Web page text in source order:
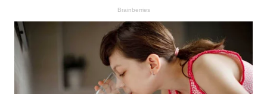
Brainberries